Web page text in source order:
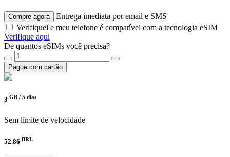
Compre agora
Entrega imediata por email e SMS
Verifiquei e meu telefone é compatível com a tecnologia eSIM
Verifique aqui
De quantos eSIMs você precisa?
Pague com cartão
3 GB / 5 dias
Sem limite de velocidade
52.86 BRL